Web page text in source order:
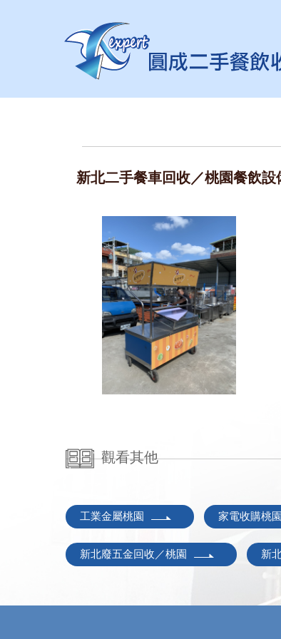
新北二手餐車回收／桃園餐飲設
觀看其他
工業金屬桃園 家電收購桃園
新北廢五金回收／桃園 新